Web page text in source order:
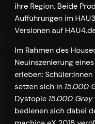
ihre Region. Beide
Aufführungen im
Versionen auf
Im Rahmen des
Neuinszenierung
erleben:
setzen sich in 15.000
Dystopie 15.000 Gray
bedienen sich dabei